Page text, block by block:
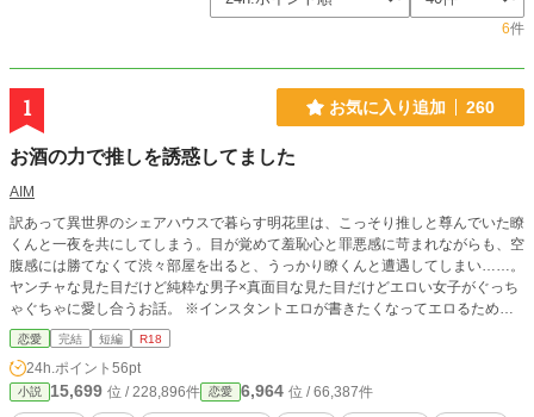
6件
1 お気に入り追加 260
お酒の力で推しを誘惑してました
AIM
訳あって異世界のシェアハウスで暮らす明花里は、こっそり推しと尊んでいた瞭
くんと一夜を共にしてしまう。目が覚めて羞恥心と罪悪感に苛まれながらも、空
腹感には勝てなくて渋々部屋を出ると、うっかり瞭くんと遭遇してしまい……。
ヤンチャな見た目だけど純粋な男子×真面目な見た目だけどエロい女子がぐっち
ゃぐちゃに愛し合うお話。 ※インスタントエロが書きたくなってエロるための
設定を考えたので色々ゆるゆるです。
恋愛 完結 短編 R18
24h.ポイント 56pt
小説 15,699 位 / 228,896件 恋愛 6,964 位 / 66,387件